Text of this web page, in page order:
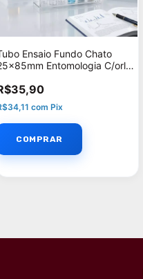
Ensaio Fundo Chato
Entomologia C/orla
com Pix